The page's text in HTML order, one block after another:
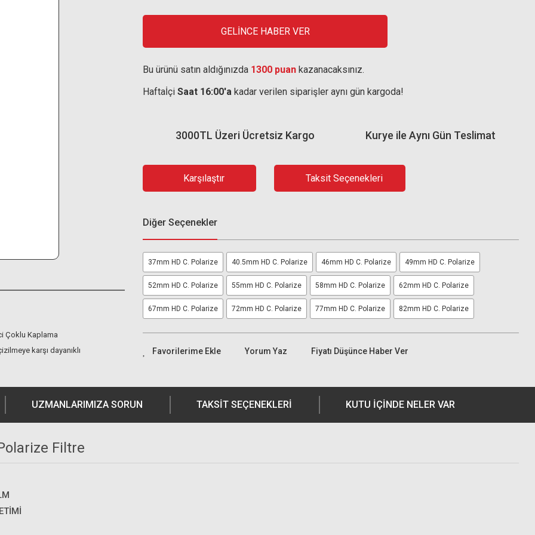
Çoklu Kaplama
karşı dayanıklı
GELİNCE HABER VER
Bu ürünü satın aldığınızda 1300 puan kazanacaksınız.
Haftaİçi Saat 16:00'a kadar verilen siparişler aynı gün kargoda!
Kurye ile Aynı Gün Teslimat
3000TL Üzeri Ücretsiz Kargo
Karşılaştır Taksit Seçenekleri
Diğer Seçenekler
37mm HD C. Polarize 40.5mm HD C. Polarize 46mm HD C. Polarize 49mm HD C. Polarize
52mm HD C. Polarize 55mm HD C. Polarize 58mm HD C. Polarize 62mm HD C. Polarize
67mm HD C. Polarize 72mm HD C. Polarize 77mm HD C. Polarize 82mm HD C. Polarize
Yorum Yaz Fiyatı Düşünce Haber Ver
UZMANLARIMIZA SORUN TAKSIT SEÇENEKLERI KUTU İÇİNDE NELER VAR
Filtre